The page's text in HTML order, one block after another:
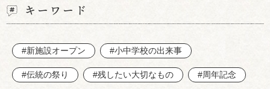
キーワード
#新施設オープン #小中学校の出来事
#伝統の祭り #残したい大切なもの #周年記念